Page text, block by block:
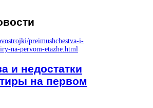
и недостатки
на первом